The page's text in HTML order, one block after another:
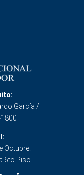
García /
Octubre.
6to Piso